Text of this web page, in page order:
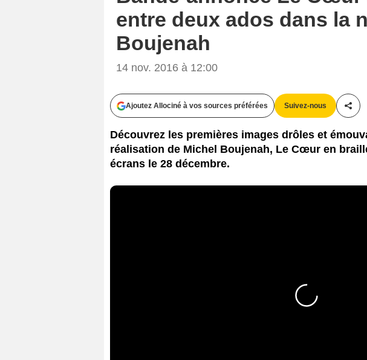
entre deux ados dans la
Boujenah
14 nov. 2016 à 12:00
Ajoutez Allociné à vos sources préférées Suivez-nous
Découvrez les premières images drôles et
réalisation de Michel Boujenah, Le Cœur en
écrans le 28 décembre.